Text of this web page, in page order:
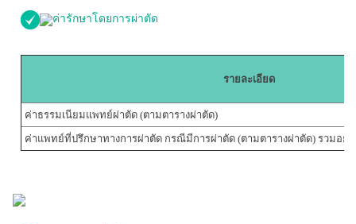
ค่ารักษาโดยการผ่าตัด
รายละเอียด
ค่าธรรมเนียมแพทย์ผ่าตัด (ตามตารางผ่าตัด)
ค่าแพทย์ที่ปรึกษาทางการผ่าตัด กรณีมีการผ่าตัด (ตามตารางผ่าตัด) รวมอยู่